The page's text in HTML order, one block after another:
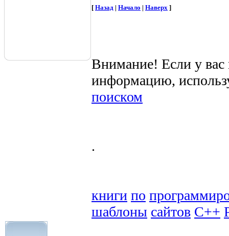
[ Назад | Начало | Наверх ]
Внимание! Если у
информацию,
поиском
.
книги по
шаблоны сайтов C++